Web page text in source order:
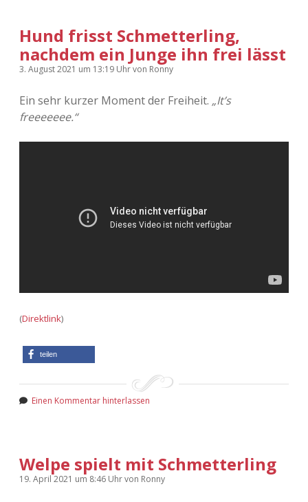
Hund frisst Schmetterling,
nachdem ein Junge ihn frei lässt
3. August 2021 um 13:19 Uhrvon Ronny
Ein sehr kurzer Moment der Freiheit. „It’s
freeeeeee.“
(Direktlink)
teilen
Einen Kommentar hinterlassen
Welpe spielt mit Schmetterling
19. April 2021 um 8:46 Uhrvon Ronny